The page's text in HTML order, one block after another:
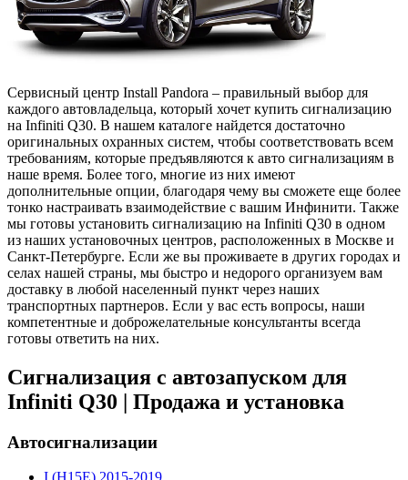
Сервисный центр Install Pandora – правильный выбор для
каждого автовладельца, который хочет купить сигнализацию
на Infiniti Q30. В нашем каталоге найдется достаточно
оригинальных охранных систем, чтобы соответствовать всем
требованиям, которые предъявляются к авто сигнализациям в
наше время. Более того, многие из них имеют
дополнительные опции, благодаря чему вы сможете еще более
тонко настраивать взаимодействие с вашим Инфинити. Также
мы готовы установить сигнализацию на Infiniti Q30 в одном
из наших установочных центров, расположенных в Москве и
Санкт-Петербурге. Если же вы проживаете в других городах и
селах нашей страны, мы быстро и недорого организуем вам
доставку в любой населенный пункт через наших
транспортных партнеров. Если у вас есть вопросы, наши
компетентные и доброжелательные консультанты всегда
готовы ответить на них.
Сигнализация с автозапуском для
Infiniti Q30 | Продажа и установка
Автосигнализации